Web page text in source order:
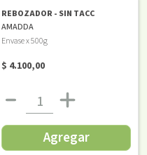
REBOZADOR - SIN TACC
AMADDA
Envase x 500g
$ 4.100,00
Agregar